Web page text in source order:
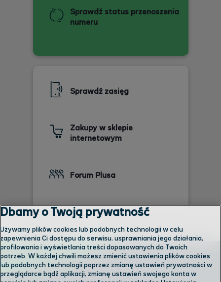
Sprawdź status przenoszenia
numeru
Sprawdź zasięg
Zakupy w sklepie
internetowym
Forum Plusa
Dbamy o Twoją prywatność
Używamy plików cookies lub podobnych technologii w celu
zapewnienia Ci dostępu do serwisu, usprawniania jego działania,
profilowania i wyświetlania treści dopasowanych do Twoich
potrzeb. W każdej chwili możesz zmienić ustawienia plików cookies
lub podobnych technologii poprzez zmianę ustawień prywatności w
przeglądarce bądź aplikacji, zmianę ustawień swojego konta w